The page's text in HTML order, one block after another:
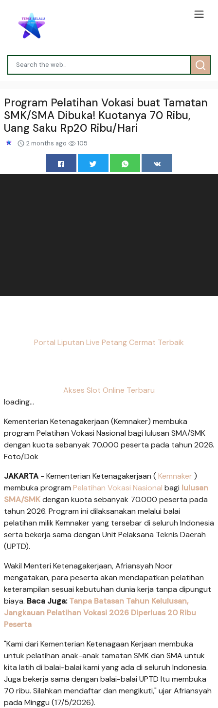
Program Pelatihan Vokasi buat Tamatan
SMK/SMA Dibuka! Kuotanya 70 Ribu,
Uang Saku Rp20 Ribu/Hari
2 months ago 105
Portal Liputan Live Petang Cermat Terbaik
Akses Slot Online Terbaru
loading...
Kementerian Ketenagakerjaan (Kemnaker) membuka
program Pelatihan Vokasi Nasional bagi lulusan SMA/SMK
dengan kuota sebanyak 70.000 peserta pada tahun 2026.
Foto/Dok
JAKARTA - Kementerian Ketenagakerjaan (Kemnaker )
membuka program Pelatihan Vokasi Nasional bagi lulusan
SMA/SMKdengan kuota sebanyak 70.000 peserta pada
tahun 2026. Program ini dilaksanakan melalui balai
pelatihan milik Kemnaker yang tersebar di seluruh Indonesia
serta bekerja sama dengan Unit Pelaksana Teknis Daerah
(UPTD).
Wakil Menteri Ketenagakerjaan, Afriansyah Noor
mengatakan, para peserta akan mendapatkan pelatihan
keterampilan sesuai kebutuhan dunia kerja tanpa dipungut
biaya. Baca Juga:Tanpa Batasan Tahun Kelulusan,
Jangkauan Pelatihan Vokasi 2026 Diperluas 20 Ribu
Peserta
"Kami dari Kementerian Ketenagaan Kerjaan membuka
untuk pelatihan anak-anak tamatan SMK dan SMA untuk
kita latih di balai-balai kami yang ada di seluruh Indonesia.
Juga bekerja sama dengan balai-balai UPTD Itu membuka
70 ribu. Silahkan mendaftar dan mengikuti," ujar Afriansyah
pada Minggu (17/5/2026).